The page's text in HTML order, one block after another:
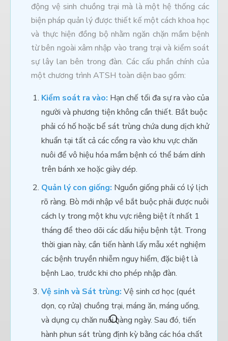
động vệ sinh chuồng trại mà là một hệ thống các
biện pháp quản lý được thiết kế một cách khoa học
và thực hiện đồng bộ nhằm ngăn chặn mầm bệnh
từ bên ngoài xâm nhập vào trang trại và kiểm soát
sự lây lan bên trong đàn. Các cấu phần chính của
một chương trình ATSH toàn diện bao gồm:
Kiểm soát ra vào: Hạn chế tối đa sự ra vào của
người và phương tiện không cần thiết. Bắt buộc
phải có hố hoặc bể sát trùng chứa dung dịch khử
khuẩn tại tất cả các cổng ra vào khu vực chăn
nuôi để vô hiệu hóa mầm bệnh có thể bám dính
trên bánh xe hoặc giày dép.
Quản lý con giống: Nguồn giống phải có lý lịch
rõ ràng. Bò mới nhập về bắt buộc phải được nuôi
cách ly trong một khu vực riêng biệt ít nhất 1
tháng để theo dõi các dấu hiệu bệnh tật. Trong
thời gian này, cần tiến hành lấy mẫu xét nghiệm
các bệnh truyền nhiễm nguy hiểm, đặc biệt là
bệnh Lao, trước khi cho phép nhập đàn.
Vệ sinh và Sát trùng: Vệ sinh cơ học (quét
dọn, cọ rửa) chuồng trại, máng ăn, máng uống,
và dụng cụ chăn nuôi hàng ngày. Sau đó, tiến
hành phun sát trùng định kỳ bằng các hóa chất